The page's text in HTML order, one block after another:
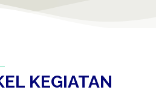
KEGIATAN